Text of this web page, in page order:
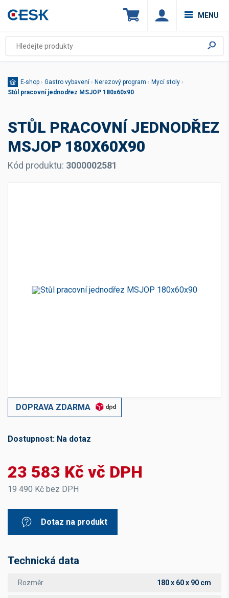
MENU
E-shop › Gastro vybavení › Nerezový program › Mycí stoly ›
Stůl pracovní jednodřez MSJOP 180x60x90
STŮL PRACOVNÍ JEDNODŘEZ
MSJOP 180X60X90
Kód produktu: 3000002581
DOPRAVA ZDARMA
Dostupnost: Na dotaz
23 583 Kč vč DPH
19 490 Kč bez DPH
Dotaz na produkt
Technická data
Rozměr 180 x 60 x 90 cm